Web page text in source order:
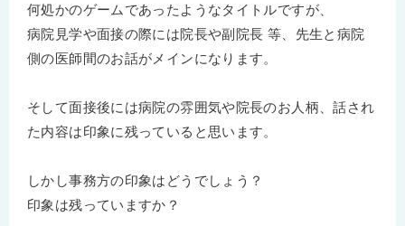
何処かのゲームであったようなタイトルですが、
病院見学や面接の際には院長や副院長 等、先生と病院
側の医師間のお話がメインになります。
そして面接後には病院の雰囲気や院長のお人柄、話され
た内容は印象に残っていると思います。
しかし事務方の印象はどうでしょう？
印象は残っていますか？